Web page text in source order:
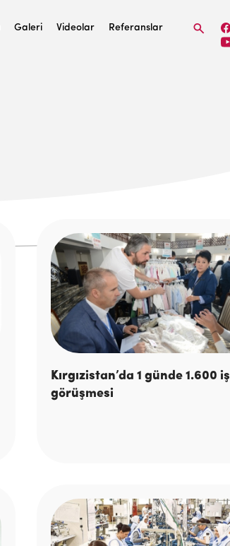
Galeri Videolar
Referanslar
Kırgızistan’da 1 günde 1.600 iş
görüşmesi